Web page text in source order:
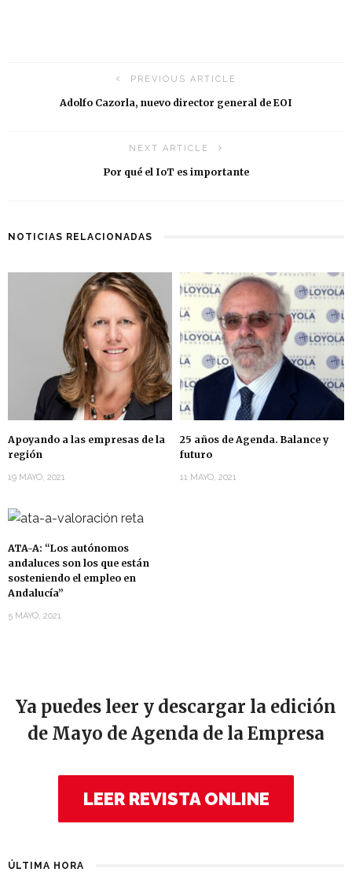
PREVIOUS ARTICLE
Adolfo Cazorla, nuevo director general de EOI
NEXT ARTICLE
Por qué el IoT es importante
NOTICIAS RELACIONADAS
Apoyando a las empresas de la
región
19 MAYO, 2021
25 años de Agenda. Balance y
futuro
11 MAYO, 2021
ATA-A: “Los autónomos
andaluces son los que están
sosteniendo el empleo en
Andalucía”
5 MAYO, 2021
Ya puedes leer y descargar la edición
de Mayo de Agenda de la Empresa
LEER REVISTA ONLINE
ÚLTIMA HORA